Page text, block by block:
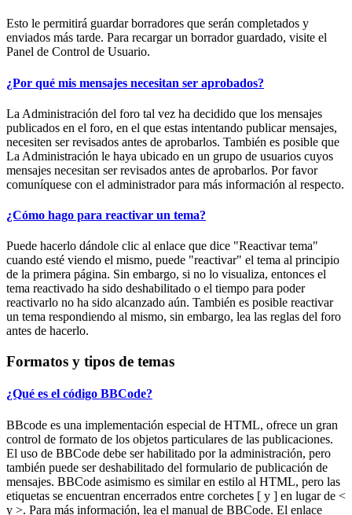
Esto le permitirá guardar borradores que serán completados y
enviados más tarde. Para recargar un borrador guardado, visite el
Panel de Control de Usuario.
¿Por qué mis mensajes necesitan ser aprobados?
La Administración del foro tal vez ha decidido que los mensajes
publicados en el foro, en el que estas intentando publicar mensajes,
necesiten ser revisados antes de aprobarlos. También es posible que
La Administración le haya ubicado en un grupo de usuarios cuyos
mensajes necesitan ser revisados antes de aprobarlos. Por favor
comuníquese con el administrador para más información al respecto.
¿Cómo hago para reactivar un tema?
Puede hacerlo dándole clic al enlace que dice "Reactivar tema"
cuando esté viendo el mismo, puede "reactivar" el tema al principio
de la primera página. Sin embargo, si no lo visualiza, entonces el
tema reactivado ha sido deshabilitado o el tiempo para poder
reactivarlo no ha sido alcanzado aún. También es posible reactivar
un tema respondiendo al mismo, sin embargo, lea las reglas del foro
antes de hacerlo.
Formatos y tipos de temas
¿Qué es el código BBCode?
BBcode es una implementación especial de HTML, ofrece un gran
control de formato de los objetos particulares de las publicaciones.
El uso de BBCode debe ser habilitado por la administración, pero
también puede ser deshabilitado del formulario de publicación de
mensajes. BBCode asimismo es similar en estilo al HTML, pero las
etiquetas se encuentran encerrados entre corchetes [ y ] en lugar de <
y >. Para más información, lea el manual de BBCode. El enlace